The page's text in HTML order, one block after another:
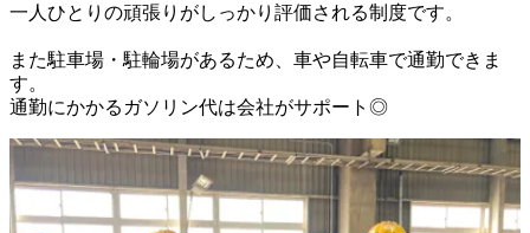
一人ひとりの頑張りがしっかり評価される制度です。
また駐車場・駐輪場があるため、車や自転車で通勤できま
す。
通勤にかかるガソリン代は会社がサポート◎